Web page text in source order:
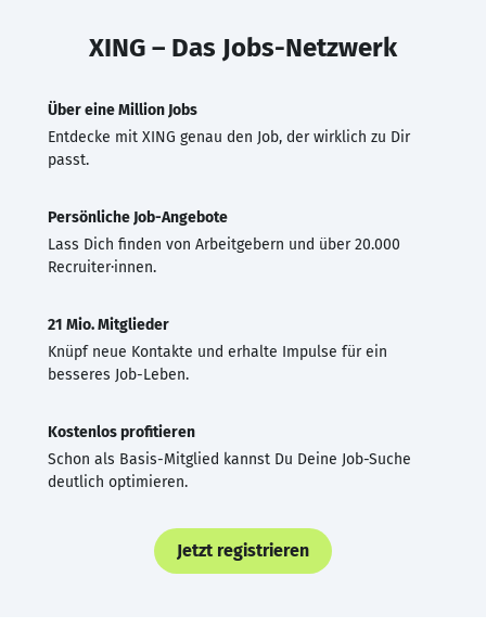
XING – Das Jobs-Netzwerk
Über eine Million Jobs
Entdecke mit XING genau den Job, der wirklich zu Dir
passt.
Persönliche Job-Angebote
Lass Dich finden von Arbeitgebern und über 20.000
Recruiter·innen.
21 Mio. Mitglieder
Knüpf neue Kontakte und erhalte Impulse für ein
besseres Job-Leben.
Kostenlos profitieren
Schon als Basis-Mitglied kannst Du Deine Job-Suche
deutlich optimieren.
Jetzt registrieren